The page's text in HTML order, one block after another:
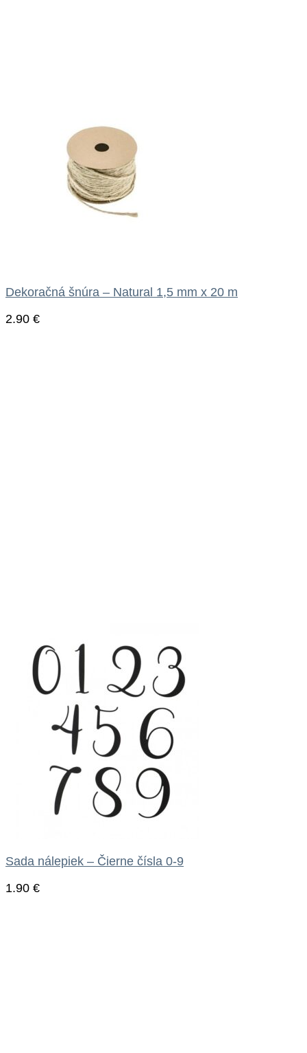
Dekoračná šnúra – Natural 1,5 mm x 20 m
2.90 €
Sada nálepiek – Čierne čísla 0-9
1.90 €